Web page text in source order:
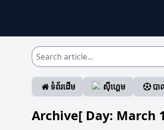
ទំព័រដើម ស៊ីហ្គេម បា
Archive[ Day: March